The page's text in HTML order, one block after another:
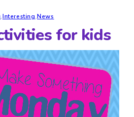
,Interesting,News
for kids